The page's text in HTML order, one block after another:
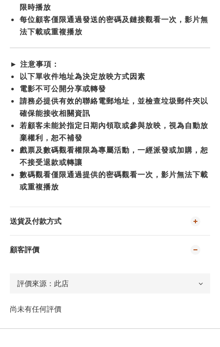
限時播放
每位顧客僅限通過發送的密碼及鏈接觀看一次，影片無
法下載或重複播放
► 注意事項：
以下單收件地址為決定放映方式因素
電影不可公開分享或轉發
請務必提供有效的聯絡電郵地址，並檢查垃圾郵件夾以
確保能接收相關資訊
若顧客未能於指定日期內領取或參與放映，視為自動放
棄權利，恕不補發
戲票及數碼觀看權限為專屬活動，一經派發或加購，恕
不接受退款或轉讓
數碼觀看僅限通過提供的密碼觀看一次，影片無法下載
或重複播放
送貨及付款方式
顧客評價
尚未有任何評價